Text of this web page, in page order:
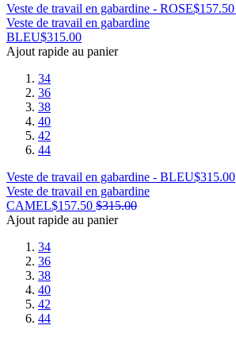
Veste de travail en gabardine - ROSE$157.50
Veste de travail en gabardine
BLEU$315.00
Ajout rapide au panier
34
36
38
40
42
44
Veste de travail en gabardine - BLEU$315.00
Veste de travail en gabardine
CAMEL$157.50 $315.00
Ajout rapide au panier
34
36
38
40
42
44